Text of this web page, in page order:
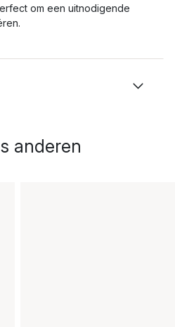
om een uitnodigende
anderen